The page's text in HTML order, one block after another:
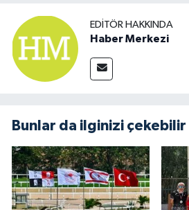
EDITÖR HAKKINDA
Haber Merkezi
Bunlar da ilginizi çekebilir